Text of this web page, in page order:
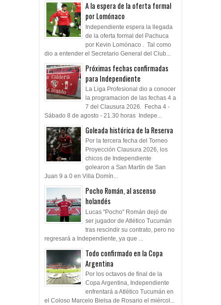
A la espera de la oferta formal
por Lomónaco
Independiente espera la llegada
de la oferta formal del Pachuca
por Kevin Lomónaco . Tal como
dio a entender el Secretario General del Club...
Próximas fechas confirmadas
para Independiente
La Liga Profesional dio a conocer
la programacion de las fechas 4 a
7 del Clausura 2026. Fecha 4 -
Sábado 8 de agosto - 21.30 horas Indepe...
Goleada histórica de la Reserva
Por la tercera fecha del Torneo
Proyección Clausura 2026, los
chicos de Independiente
golearon a San Martín de San
Juan 9 a 0 en Villa Domín...
Pocho Román, al ascenso
holandés
Lucas "Pocho" Román dejó de
ser jugador de Atlético Tucumán
tras rescindir su contrato, pero no
regresará a Independiente, ya que ...
Todo confirmado en la Copa
Argentina
Por los octavos de final de la
Copa Argentina, Independiente
enfrentará a Atlético Tucumán en
el Coloso Marcelo Bielsa de Rosario el miércol...